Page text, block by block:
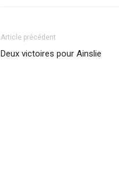
Article précédent
Deux victoires pour Ainslie